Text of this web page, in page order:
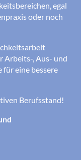
egal
oder noch
Arbeits-, Aus- und
eine bessere
Berufsstand!